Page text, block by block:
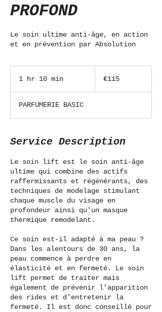
PROFOND
Le soin ultime anti-âge, en action
et en prévention par Absolution
1 hr 10 min
0
m
n
€115
PARFUMERIE BASIC
Service Description
Le soin lift est le soin anti-âge
ultime qui combine des actifs
raffermissants et régénérants, des
techniques de modelage stimulant
chaque muscle du visage en
profondeur ainsi qu'un masque
thermique remodelant.
Ce soin est-il adapté à ma peau ?
Dans les alentours de 30 ans, la
peau commence à perdre en
élasticité et en fermeté. Le soin
lift permet de traiter mais
également de prévenir l’apparition
des rides et d’entretenir la
fermeté. Il est donc conseillé pour